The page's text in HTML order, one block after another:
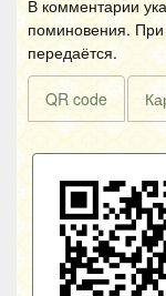
В комментарии
поминовения.
передаётся.
QR code